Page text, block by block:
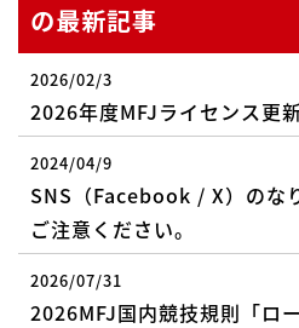
の最新記事
2026/02/3
2026年度MFJライセンス更
2024/04/9
SNS（Facebook / X）のな
ご注意ください。
2026/07/31
2026MFJ国内競技規則「ロ